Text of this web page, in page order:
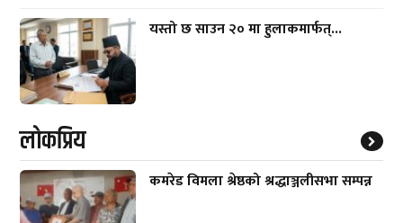
यस्तो छ साउन २० मा हुलाकमार्फत्...
लाेकप्रिय
कमरेड विमला श्रेष्ठको श्रद्धाञ्जलीसभा सम्पन्न